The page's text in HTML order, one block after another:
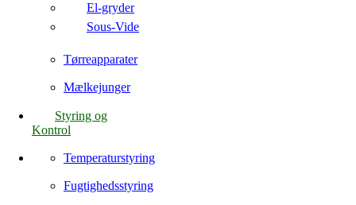
El-gryder
Sous-Vide
Tørreapparater
Mælkejunger
Styring og
Kontrol
Temperaturstyring
Fugtighedsstyring